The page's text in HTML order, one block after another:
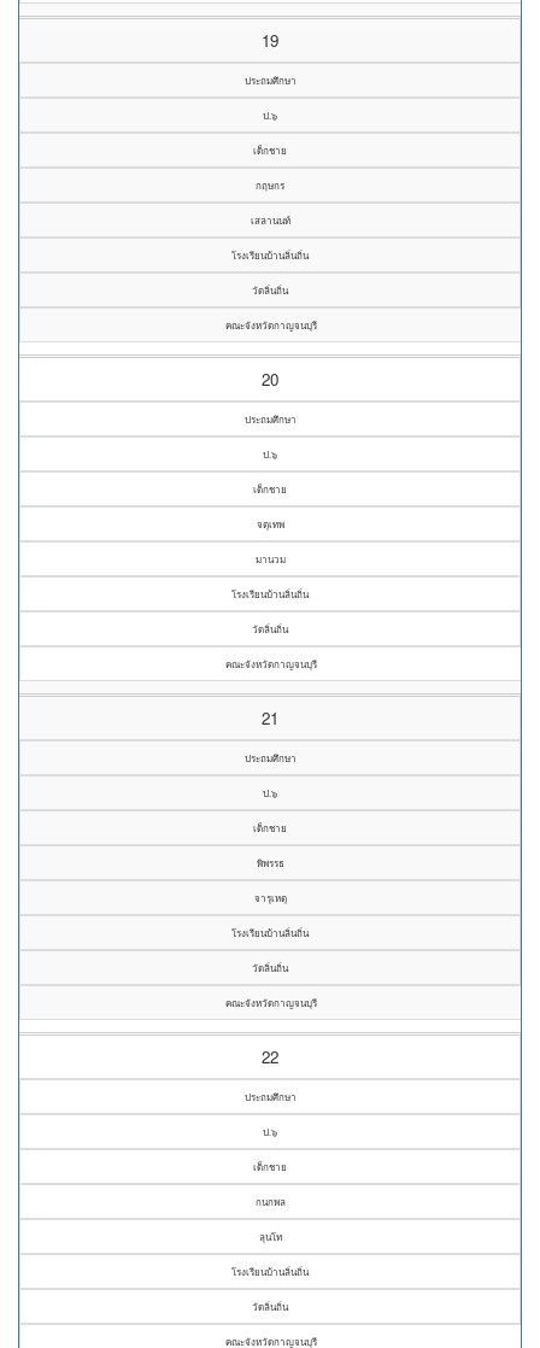
19
ประถมศึกษา
ป.๖
เด็กชาย
กฤษกร
เสลานนท์
โรงเรียนบ้านลิ่นถิ่น
วัดลิ่นถิ่น
คณะจังหวัดกาญจนบุรี
20
ประถมศึกษา
ป.๖
เด็กชาย
จตุเทพ
มานวม
โรงเรียนบ้านลิ่นถิ่น
วัดลิ่นถิ่น
คณะจังหวัดกาญจนบุรี
21
ประถมศึกษา
ป.๖
เด็กชาย
พิพรรธ
จารุเหตุ
โรงเรียนบ้านลิ่นถิ่น
วัดลิ่นถิ่น
คณะจังหวัดกาญจนบุรี
22
ประถมศึกษา
ป.๖
เด็กชาย
กนกพล
ลุนโท
โรงเรียนบ้านลิ่นถิ่น
วัดลิ่นถิ่น
คณะจังหวัดกาญจนบุรี